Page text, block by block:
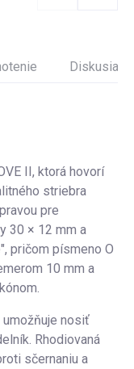
Diskusia
II, ktorá hovorí
striebra
pre
30 × 12 mm a
pričom písmeno O
10 mm a
nosiť
Rhodiovaná
sčernaniu a